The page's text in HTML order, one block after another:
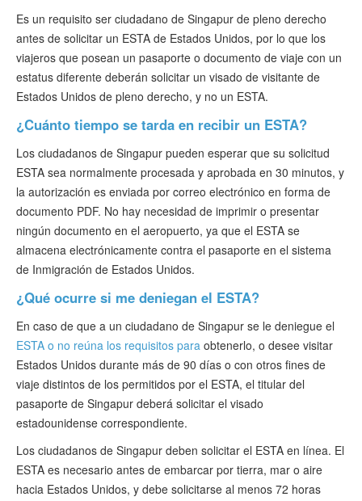
Es un requisito ser ciudadano de Singapur de pleno derecho
antes de solicitar un ESTA de Estados Unidos, por lo que los
viajeros que posean un pasaporte o documento de viaje con un
estatus diferente deberán solicitar un visado de visitante de
Estados Unidos de pleno derecho, y no un ESTA.
¿Cuánto tiempo se tarda en recibir un ESTA?
Los ciudadanos de Singapur pueden esperar que su solicitud
ESTA sea normalmente procesada y aprobada en 30 minutos, y
la autorización es enviada por correo electrónico en forma de
documento PDF. No hay necesidad de imprimir o presentar
ningún documento en el aeropuerto, ya que el ESTA se
almacena electrónicamente contra el pasaporte en el sistema
de Inmigración de Estados Unidos.
¿Qué ocurre si me deniegan el ESTA?
En caso de que a un ciudadano de Singapur se le deniegue el
ESTA o no reúna los requisitos para obtenerlo, o desee visitar
Estados Unidos durante más de 90 días o con otros fines de
viaje distintos de los permitidos por el ESTA, el titular del
pasaporte de Singapur deberá solicitar el visado
estadounidense correspondiente.
Los ciudadanos de Singapur deben solicitar el ESTA en línea. El
ESTA es necesario antes de embarcar por tierra, mar o aire
hacia Estados Unidos, y debe solicitarse al menos 72 horas